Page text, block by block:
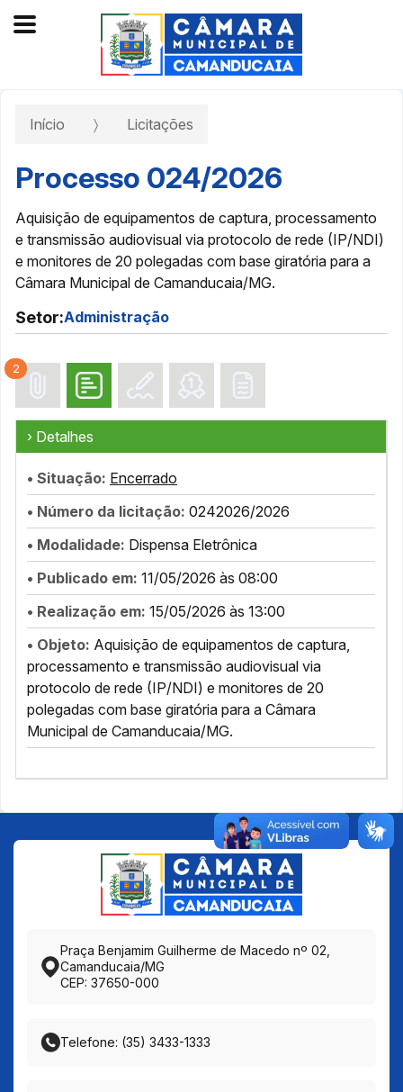
Início Licitações
Processo 024/2026
Aquisição de equipamentos de captura, processamento
e transmissão audiovisual via protocolo de rede (IP/NDI)
e monitores de 20 polegadas com base giratória para a
Câmara Municipal de Camanducaia/MG.
Setor:Administração
2
› Detalhes
• Situação: Encerrado
• Número da licitação: 0242026/2026
• Modalidade: Dispensa Eletrônica
• Publicado em: 11/05/2026 às 08:00
• Realização em: 15/05/2026 às 13:00
• Objeto: Aquisição de equipamentos de captura,
processamento e transmissão audiovisual via
protocolo de rede (IP/NDI) e monitores de 20
polegadas com base giratória para a Câmara
Municipal de Camanducaia/MG.
Praça Benjamim Guilherme de Macedo nº 02,
Camanducaia/MG
CEP: 37650-000
Telefone: (35) 3433-1333